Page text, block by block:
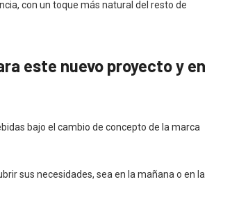
con un toque más natural del resto de
este nuevo proyecto y en
bajo el cambio de concepto de la marca
sus necesidades, sea en la mañana o en la